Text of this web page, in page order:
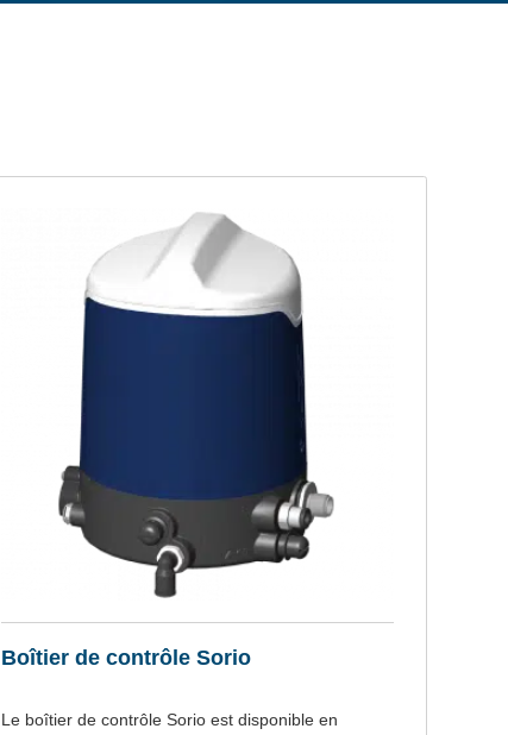
Boîtier de contrôle Sorio
Le boîtier de contrôle Sorio est disponible en